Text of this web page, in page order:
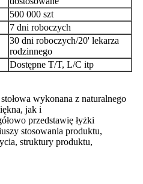
500 000 szt
7 dni roboczych
30 dni roboczych/20' lekarza
rodzinnego
Dostępne T/T, L/C itp
wykonana z naturalnego
jak i
przedstawię łyżki
stosowania produktu,
struktury produktu,